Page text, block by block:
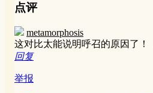
点评
metamorphosis
这对比太能说明呼召的原因了！
回复
举报